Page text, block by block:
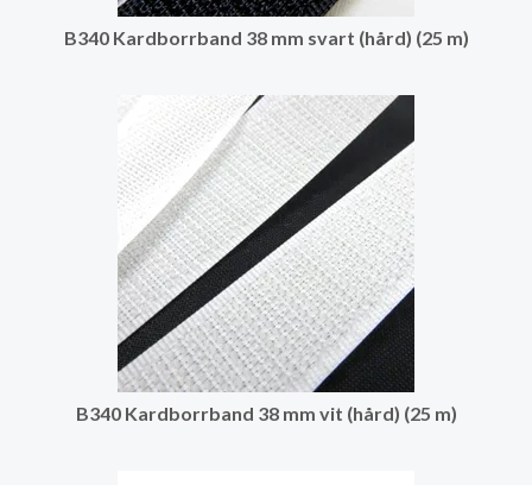
B340 Kardborrband 38 mm svart (hård) (25 m)
B340 Kardborrband 38 mm vit (hård) (25 m)